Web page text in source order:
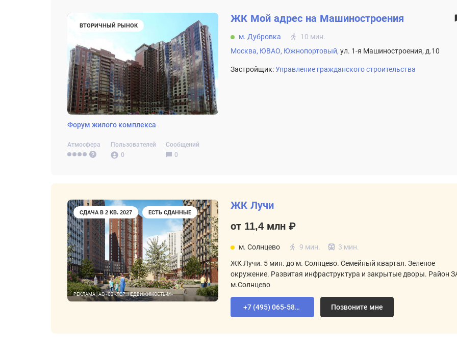
ВТОРИЧНЫЙ РЫНОК
Форум жилого комплекса
Атмосфера
Пользователей
0
Сообщений
0
ЖК Мой адрес на Машиностроения
м. Дубровка
10 мин.
Москва, ЮВАО, Южнопортовый, ул. 1-я Машиностроения, д.10
Застройщик:Управление гражданского строительства
СДАЧА В 2 КВ. 2027 ЕСТЬ СДАННЫЕ
РЕКЛАМА | АО «СЗ «ЛСР. НЕДВИЖИМОСТЬ-М»
ЖК Лучи
от 11,4 млн ₽
м. Солнцево 9 мин. 3 мин.
ЖК Лучи. 5 мин. до м. Солнцево. Семейный квартал. Зеленое
окружение. Развитая инфраструктура и закрытые дворы. Район
м.Солнцево
+7 (495) 065-58-92 Позвоните мне